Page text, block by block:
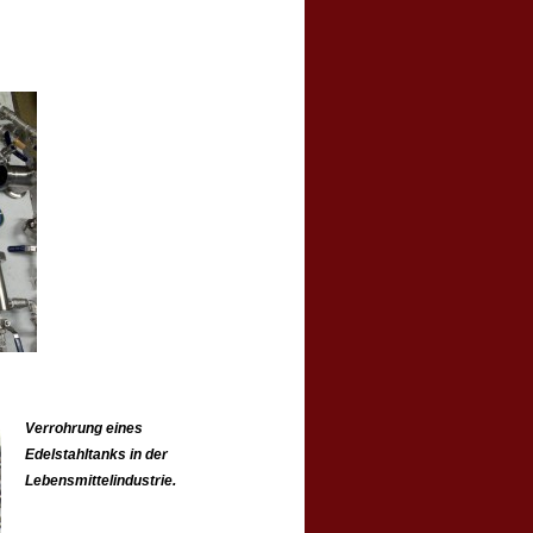
Verrohrung eines
Edelstahltanks in der
Lebensmittelindustrie.